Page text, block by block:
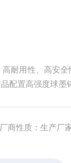
耐用性、高安
配置高强度球
厂商性质：生产厂